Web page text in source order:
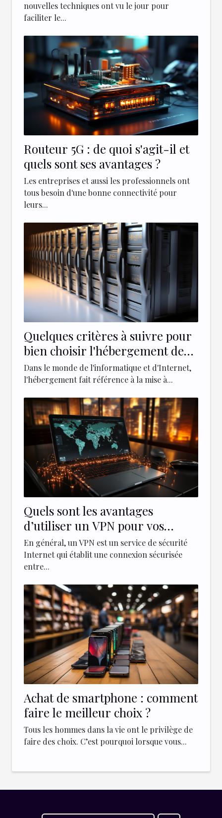
nouvelles techniques ont vu le jour pour
faciliter le...
Routeur 5G : de quoi s'agit-il et
quels sont ses avantages ?
Les entreprises et aussi les professionnels ont
tous besoin d'une bonne connectivité pour
leurs...
Quelques critères à suivre pour
bien choisir l'hébergement de
votre site web
Dans le monde de l'informatique et d'Internet,
l'hébergement fait référence à la mise à...
Quels sont les avantages
d’utiliser un VPN pour vos
entreprises ?
En général, un VPN est un service de sécurité
Internet qui établit une connexion sécurisée
entre...
Achat de smartphone : comment
faire le meilleur choix ?
Tous les hommes dans la vie ont le privilège de
faire des choix. C’est pourquoi lorsque vous...